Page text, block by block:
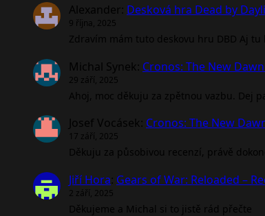
Alexander: Desková hra Dead by
9 října, 2025
Zdravím mám tuto deskovu hru DBD Aj
Michal Synek: Cronos: The New
29 září, 2025
Ahoj, moc děkuju za zpětnou vazbu. Dej
Josef Vocásek: Cronos: The New
17 září, 2025
Děkuju za působivou recenzí, právě
Jiří Hora: Gears of War: Reloaded –
2 září, 2025
Děkujeme a Michal si to jistě rád přečte